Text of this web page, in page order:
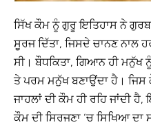
ਸਿੱਖ ਕੌਮ ਨੂੰ ਗੁਰੂ ਇਤਿਹਾਸ ਨੇ
ਸੂਰਜ ਦਿੱਤਾ, ਜਿਸਦੇ ਚਾਨਣ ਨਾਲ
ਸੀ। ਬੌਧਕਿਤਾ, ਗਿਆਨ ਹੀ
ਤੇ ਪਰਮ ਮਨੁੱਖ ਬਣਾਉਂਦਾ ਹੈ।
ਜਾਹਲਾਂ ਦੀ ਕੌਮ ਹੀ ਰਹਿ ਜਾਂਦੀ
ਕੌਮ ਦੀ ਸਿਰਜਣਾ ‘ਚ ਸਿਖਿਆ